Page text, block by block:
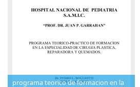
programa teorico de formacion en la